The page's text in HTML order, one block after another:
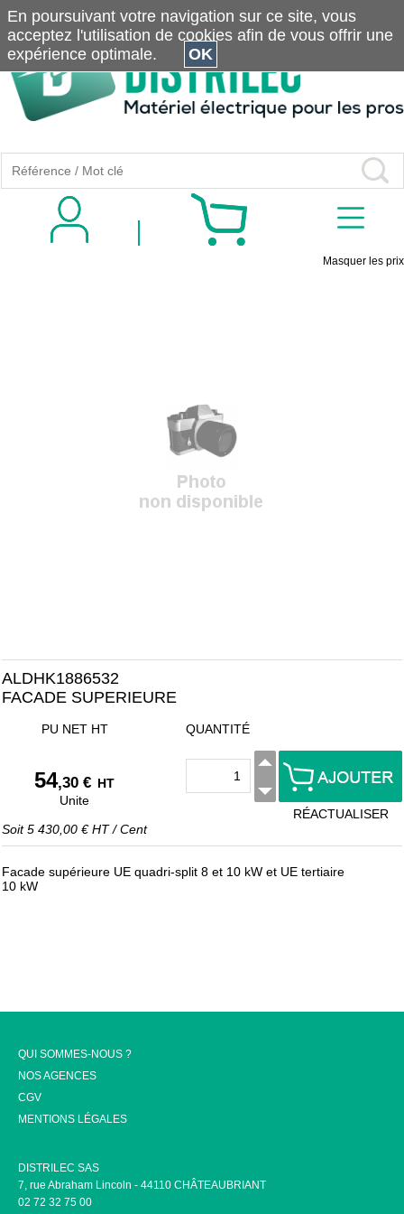
Masquer les prix
ALDHK1886532
FACADE SUPERIEURE
PU NET HT
54,30 € HT
Unite
Soit5 430,00 € HT/Cent
QUANTITÉ
RÉACTUALISER
Facade supérieure UE quadri-split 8 et 10 kW et UE tertiaire
10 kW
QUI SOMMES-NOUS ?
NOS AGENCES
CGV
MENTIONS LÉGALES
DISTRILEC SAS
7, rue Abraham Lincoln - 44110 CHÂTEAUBRIANT
02 72 32 75 00
En poursuivant votre navigation sur ce site, vous
acceptez l'utilisation de cookies afin de vous offrir une
expérience optimale.
OK